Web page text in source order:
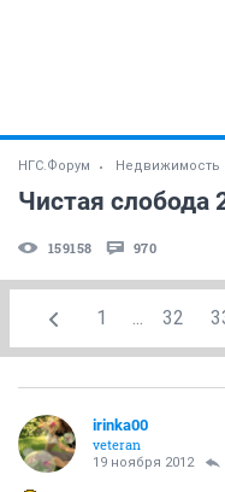
НГС.Форум Недвижимость
159158 970
1 ... 32
irinka00
veteran
19 ноября 2012